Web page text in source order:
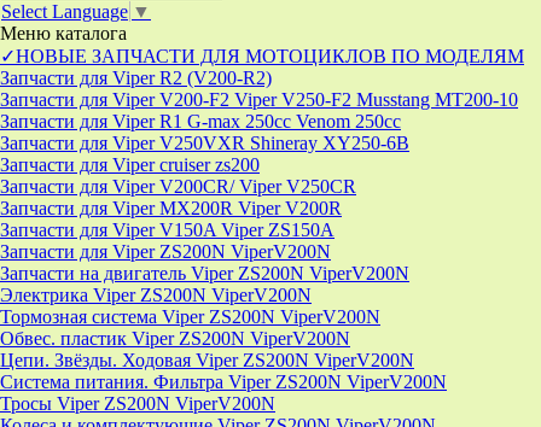
Select Language ▼
Меню каталога
✓НОВЫЕ ЗАПЧАСТИ ДЛЯ МОТОЦИКЛОВ ПО МОДЕЛЯМ
Запчасти для Viper R2 (V200-R2)
Запчасти для Viper V200-F2 Viper V250-F2 Musstang MT200-10
Запчасти для Viper R1 G-max 250cc Venom 250cc
Запчасти для Viper V250VXR Shineray XY250-6B
Запчасти для Viper cruiser zs200
Запчасти для Viper V200CR/ Viper V250CR
Запчасти для Viper MX200R Viper V200R
Запчасти для Viper V150A Viper ZS150A
Запчасти для Viper ZS200N ViperV200N
Запчасти на двигатель Viper ZS200N ViperV200N
Электрика Viper ZS200N ViperV200N
Тормозная система Viper ZS200N ViperV200N
Обвес. пластик Viper ZS200N ViperV200N
Цепи. Звёзды. Ходовая Viper ZS200N ViperV200N
Система питания. Фильтра Viper ZS200N ViperV200N
Тросы Viper ZS200N ViperV200N